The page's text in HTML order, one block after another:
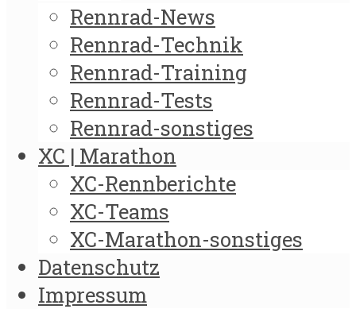
Rennrad-News
Rennrad-Technik
Rennrad-Training
Rennrad-Tests
Rennrad-sonstiges
XC | Marathon
XC-Rennberichte
XC-Teams
XC-Marathon-sonstiges
Datenschutz
Impressum